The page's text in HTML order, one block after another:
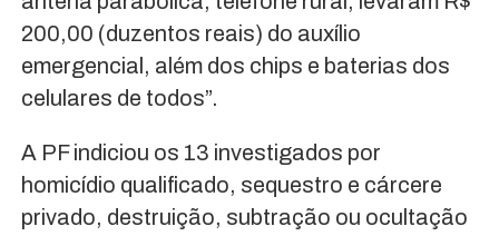
200,00 (duzentos reais) do auxílio
emergencial, além dos chips e baterias dos
celulares de todos”.
A PF indiciou os 13 investigados por
homicídio qualificado, sequestro e cárcere
privado, destruição, subtração ou ocultação